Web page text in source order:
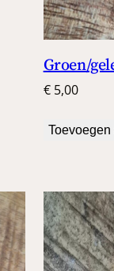
Groen/
€5,00